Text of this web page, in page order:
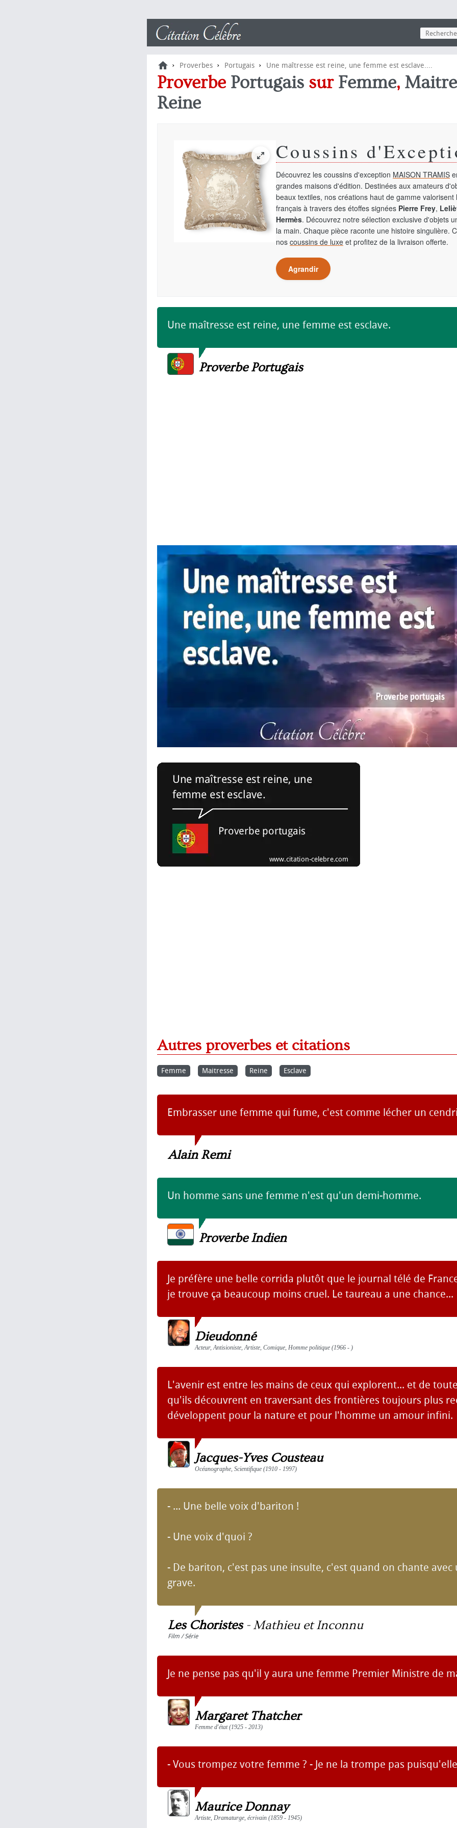
› Proverbes › Portugais › Une maîtresse est reine, une femme est esclave....
Proverbe Portugais sur Femme,
Reine
Coussins
Découvrez les coussins d'exception MAISON TRAMIS
grandes maisons d'édition. Destinées aux amateurs
beaux textiles, nos créations haut de gamme valorisent
français à travers des étoffes signées Pierre Frey,
Hermès. Découvrez notre sélection exclusive d'objets
la main. Chaque pièce raconte une histoire singulière.
nos coussins de luxe et profitez de la livraison offerte.
Agrandir
Une maîtresse est reine, une femme est esclave.
Proverbe Portugais
Autres proverbes et citations
Femme Maitresse Reine Esclave
Embrasser une femme qui fume, c'est comme lécher un
Alain Remi
Un homme sans une femme n'est qu'un demi-homme.
Proverbe Indien
Je préfère une belle corrida plutôt que le journal télé de
je trouve ça beaucoup moins cruel. Le taureau a une chance...
Dieudonné
Acteur, Antisioniste, Artiste, Comique, Homme politique (1966 - )
L'avenir est entre les mains de ceux qui explorent... et de
qu'ils découvrent en traversant des frontières toujours plus
développent pour la nature et pour l'homme un amour infini.
Jacques-Yves Cousteau
Océanographe, Scientifique (1910 - 1997)
- ... Une belle voix d'bariton !
- Une voix d'quoi ?
- De bariton, c'est pas une insulte, c'est quand on chante avec
grave.
Les Choristes- Mathieu et Inconnu
Film / Série
Je ne pense pas qu'il y aura une femme Premier Ministre de
Margaret Thatcher
Femme d'état (1925 - 2013)
- Vous trompez votre femme ? - Je ne la trompe pas
Maurice Donnay
Artiste, Dramaturge, écrivain (1859 - 1945)